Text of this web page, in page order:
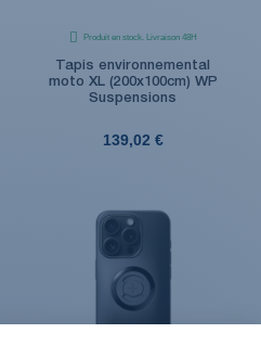
Produit en stock. Livraison 48H
Tapis environnemental
moto XL (200x100cm) WP
Suspensions
139,02 €